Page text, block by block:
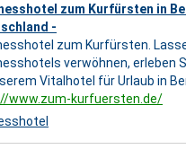
zum Kurfürsten in
-
zum Kurfürsten.
verwöhnen, erleben
Vitalhotel für Urlaub in
www.zum-kurfuersten.de/